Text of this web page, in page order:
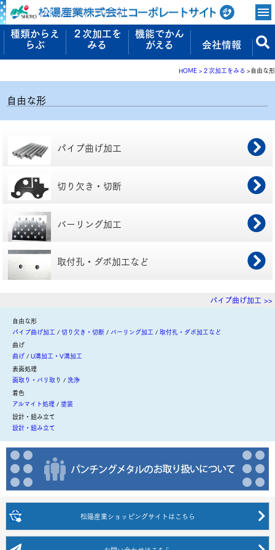
種類からえ
らぶ
２次加工を
みる
機能でかん
がえる 会社情報
HOME ２次加工をみる 自由な形
自由な形
パイプ曲げ加工
切り欠き・切断 バーリング加工
取付孔・ダボ加工など
曲げ
曲げ
U溝加工・V溝加工
表面処理
面取り・バリ取り
洗浄
着色
アルマイト処理
塗装
設計・組み立て
設計・組み立て
自由な形
パイプ曲げ加工
切り欠き・切断
バーリング加工
取付孔・ダボ加工など
パイプ曲げ加工 >>
松陽産業ショッピングサイトはこちら